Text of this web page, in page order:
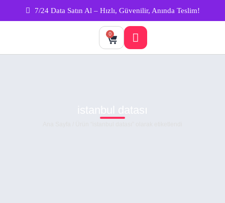
7/24 Data Satın Al – Hızlı, Güvenilir, Anında Teslim!
0
istanbul datası